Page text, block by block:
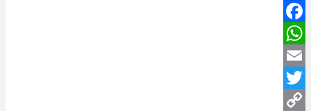
Facebook
WhatsApp
Email
Twitter